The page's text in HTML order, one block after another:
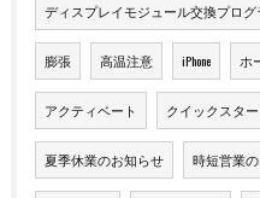
ディスプレイモジュール交換プログ
膨張 高温注意 iPhone ホ
アクティベート クイックスター
夏季休業のお知らせ 時短営業